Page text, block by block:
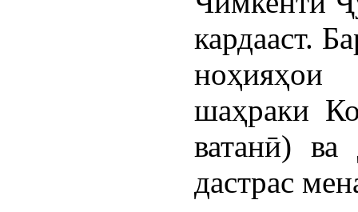
кардааст.
ноҳияҳои
шаҳраки
ватанӣ)
дастрас